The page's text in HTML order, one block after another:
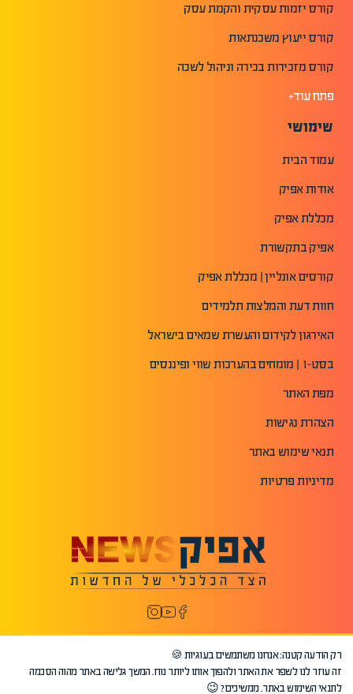
קורס יזמות עסקית והקמת עסק
קורס ייעוץ משכנתאות
קורס מזכירות בכירה וניהול לשכה
פתח עוד+
שימושי
עמוד הבית
אודות אפיק
מכללת אפיק
אפיק בתקשורת
קורסים אונליין | מכללת אפיק
חוות דעת והמלצות תלמידים
האירגון לקידום והעשרת שמאים בישראל
בסט-1 | מומחים בהערכות שווי ופיננסים
מפת האתר
הצהרת נגישות
תנאי שימוש באתר
מדיניות פרטיות
רק הודעה קטנה: אנחנו משתמשים בעוגיות 🍪
זה עוזר לנו לשפר את האתר ולהפוך אותו ליותר נוח. המשך גלישה באתר מהוה הסכמה
לתנאי השימוש באתר. ממשיכים? 😉